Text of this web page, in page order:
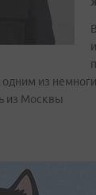
из
из Москвы